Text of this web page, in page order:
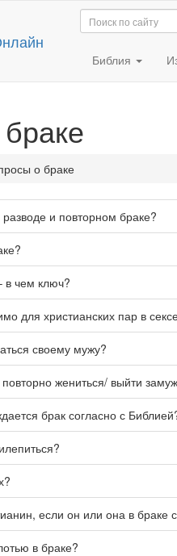
Библия
о браке
и повторном браке?
в чем ключ?
для христианских пар в
своему мужу?
жениться/ выйти
брак согласно с
если он или она в
в браке?